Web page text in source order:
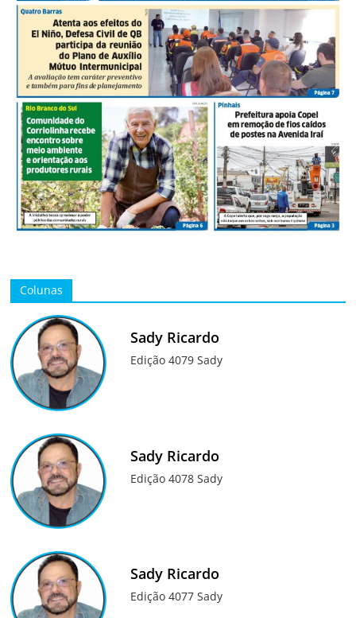
Colunas
Sady Ricardo
Edição 4079 Sady
Sady Ricardo
Edição 4078 Sady
Sady Ricardo
Edição 4077 Sady